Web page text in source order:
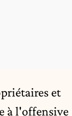
et
à l'offensive